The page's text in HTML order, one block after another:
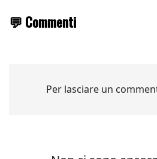
💬 Commenti